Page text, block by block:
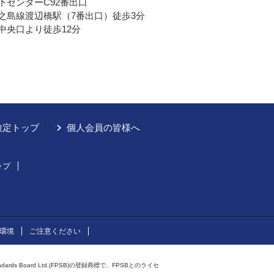
センターC92番出口
島線渡辺橋駅（7番出口）徒歩3分
央口より徒歩12分
定トップ 個人会員の皆様へ
プ
境 ご注意ください
Board Ltd.(FPSB)の登録商標で、FPSBとのライセ